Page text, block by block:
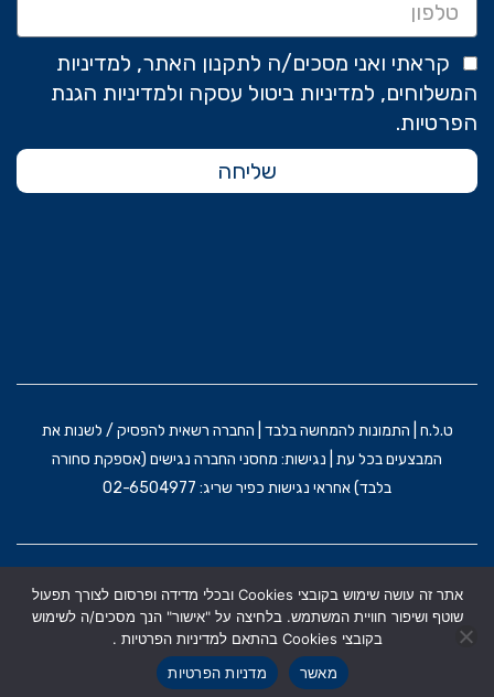
קראתי ואני מסכים/ה לתקנון האתר, למדיניות
המשלוחים, למדיניות ביטול עסקה ולמדיניות הגנת
הפרטיות.
שליחה
ט.ל.ח | התמונות להמחשה בלבד | החברה רשאית להפסיק / לשנות את
המבצעים בכל עת | נגישות: מחסני החברה נגישים (אספקת סחורה
בלבד) אחראי נגישות כפיר שריג: 02-6504977
תקנון אתר
מדניות הפרטיות הצהרת נגישות
אתר זה עושה שימוש בקובצי Cookies ובכלי מדידה ופרסום לצורך תפעול
שוטף ושיפור חוויית המשתמש. בלחיצה על "אישור" הנך מסכים/ה לשימוש
בקובצי Cookies בהתאם למדיניות הפרטיות .
מאשר
מדניות הפרטיות